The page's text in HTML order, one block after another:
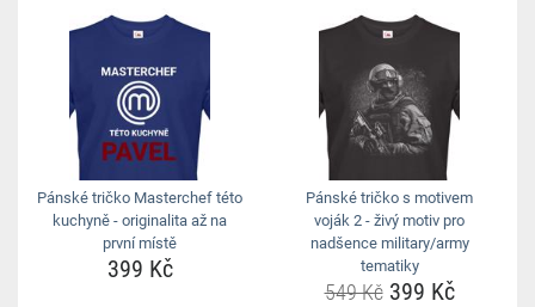
Pánské tričko Masterchef této
kuchyně - originalita až na
první místě
399 Kč
Pánské tričko s motivem
voják 2 - živý motiv pro
nadšence military/army
tematiky
549 Kč399 Kč